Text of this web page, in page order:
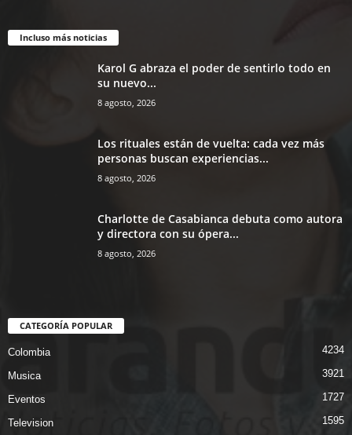
Incluso más noticias
Karol G abraza el poder de sentirlo todo en
su nuevo...
8 agosto, 2026
Los rituales están de vuelta: cada vez más
personas buscan experiencias...
8 agosto, 2026
Charlotte de Casabianca debuta como autora
y directora con su ópera...
8 agosto, 2026
CATEGORÍA POPULAR
Colombia 4234
Musica 3921
Eventos 1727
Television 1595